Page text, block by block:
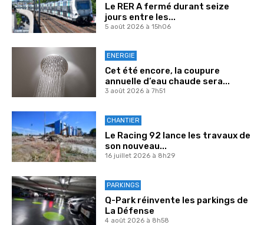
Le RER A fermé durant seize
jours entre les...
5 août 2026 à 15h06
ENERGIE
Cet été encore, la coupure
annuelle d’eau chaude sera...
3 août 2026 à 7h51
CHANTIER
Le Racing 92 lance les travaux de
son nouveau...
16 juillet 2026 à 8h29
PARKINGS
Q-Park réinvente les parkings de
La Défense
4 août 2026 à 8h58